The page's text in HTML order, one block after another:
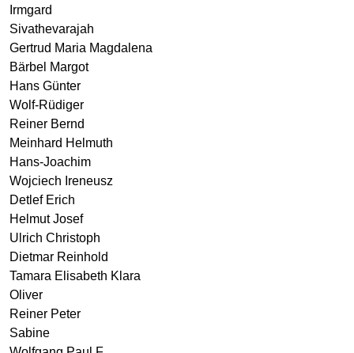
Irmgard
Sivathevarajah
Gertrud Maria Magdalena
Bärbel Margot
Hans Günter
Wolf-Rüdiger
Reiner Bernd
Meinhard Helmuth
Hans-Joachim
Wojciech Ireneusz
Detlef Erich
Helmut Josef
Ulrich Christoph
Dietmar Reinhold
Tamara Elisabeth Klara
Oliver
Reiner Peter
Sabine